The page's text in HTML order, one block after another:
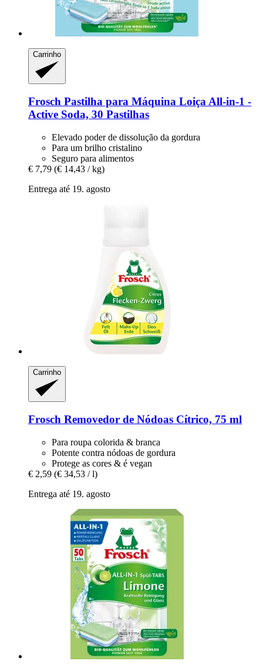
Carrinho
Frosch Pastilha para Máquina Loiça All-​in-​1 -​
Active Soda, 30 Pastilhas
Elevado poder de dissolução da gordura
Para um brilho cristalino
Seguro para alimentos
€ 7,79 (€ 14,43 / kg)
Entrega até 19. agosto
Carrinho
Frosch Removedor de Nódoas Cítrico, 75 ml
Para roupa colorida & branca
Potente contra nódoas de gordura
Protege as cores & é vegan
€ 2,59 (€ 34,53 / l)
Entrega até 19. agosto